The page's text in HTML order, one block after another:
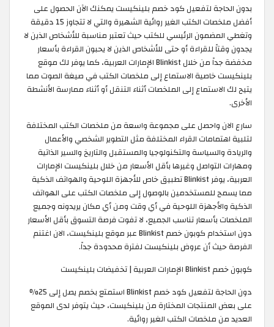
بدون الحاجة لتفعيل كود خصم بلينكيست يمكنك الآن الحصول على
أفضل ملخصات الكتب الغير روائية الشهيرة والتي لا تتجاوز 15 دقيقة
وتغطي المضمون الرئيسي للكتب حيث تعتبر مناسبة للأشخاص الذين لا
يجدون وقتاً للقراءة أو حتى للأشخاص الذين لا يحبون القراءة بأسعار
مخفضة جداً من خلال Blinkist الإمارات العربية، كما يوفر لك موقع
بلينكيست خاصية الاستماع إلى ملخصات الكتب في صيغة الصوت مما
يتيح لك الاستماع إلى الملخصات أثناء التنقل أو أثناء ممارسة الأنشطة
الأخرى.
سارع الان واحصل على مجموعة واسعة من ملخصات الكتب المختلفة
لتلبية اهتمامات القراء المختلفة مثل التطوير الشخصي والأعمال
والريادة والسياسة والتكنولوجيا والمستقبل والتاريخ والسير الذاتية
ومهارات التواصل وغيرها بأقل الأسعار من خلال بلينكيست الإمارات
العربية، يوفر Blinkist تطبيق خاص للأجهزة اللوحية والهواتف الذكية
مما يسمح للمستخدمين بالوصول إلى ملخصات الكتب على الهواتف
الذكية والأجهزة اللوحية في أي وقت ومن أي مكان يريدونه وجميع
الملخصات بأسعار تناسب الجميع، لا تفوت فرصة التسوق بأقل الأسعار
دون استخدام كوبون خصم Blinkist عبر موقع بلينكيست، الان اغتنم
الفرصة حيث أن عروض بلينكيست لفترة محدودة جداً. ​
كوبون خصم Blinkist الإمارات العربية | تخفيضات بلينكيست
دون الحاجة لتفعيل كود خصم Blinkist استمتع بخصم يصل إلى 25%
على بعض المنتجات المختارة من بلينكيست، حيث يتوفر لدى الموقع
العديد من ملخصات الكتب الغير روائية.